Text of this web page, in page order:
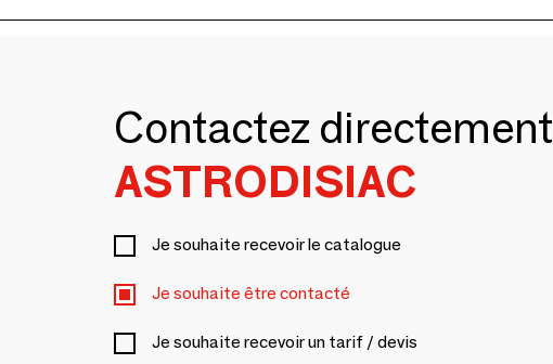
Contactez directement
ASTRODISIAC
Je souhaite recevoir le catalogue
Je souhaite être contacté
Je souhaite recevoir un tarif / devis